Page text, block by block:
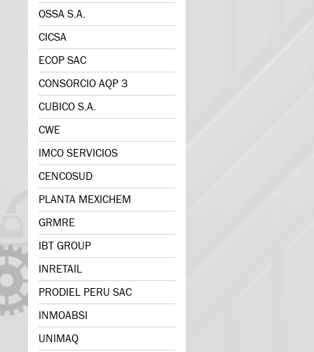
OSSA S.A.
CICSA
ECOP SAC
CONSORCIO AQP 3
CUBICO S.A.
CWE
IMCO SERVICIOS
CENCOSUD
PLANTA MEXICHEM
GRMRE
IBT GROUP
INRETAIL
PRODIEL PERU SAC
INMOABSI
UNIMAQ